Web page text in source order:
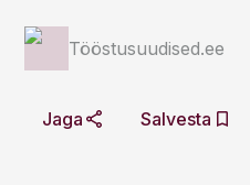
Tööstusuudised.ee
Jaga Salvesta